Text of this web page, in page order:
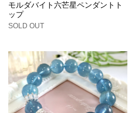
モルダバイト六芒星ペンダントト
ップ
SOLD OUT